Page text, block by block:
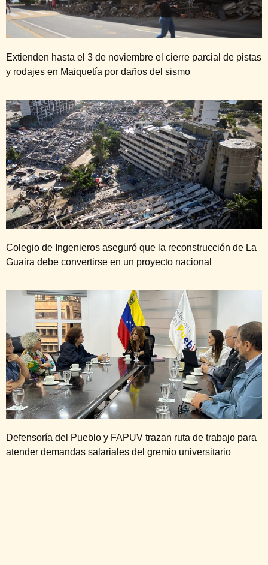
Extienden hasta el 3 de noviembre el cierre parcial de pistas
y rodajes en Maiquetía por daños del sismo
Colegio de Ingenieros aseguró que la reconstrucción de La
Guaira debe convertirse en un proyecto nacional
Defensoría del Pueblo y FAPUV trazan ruta de trabajo para
atender demandas salariales del gremio universitario